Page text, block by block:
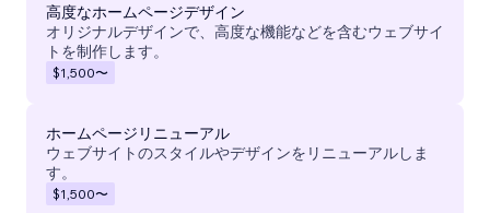
高度なホームページデザイン
オリジナルデザインで、高度な機能などを含むウェブサイ
トを制作します。
$1,500〜
ホームページリニューアル
ウェブサイトのスタイルやデザインをリニューアルしま
す。
$1,500〜